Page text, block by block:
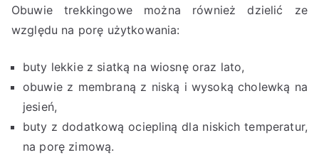
Obuwie trekkingowe można również dzielić ze
względu na porę użytkowania:
buty lekkie z siatką na wiosnę oraz lato,
obuwie z membraną z niską i wysoką cholewką na
jesień,
buty z dodatkową ociepliną dla niskich temperatur,
na porę zimową.